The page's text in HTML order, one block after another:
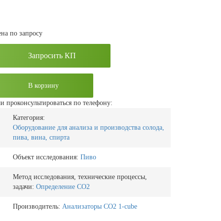
по запросу
Запросить КП
В корзину
проконсультироваться по телефону:
Категория:
Оборудование для анализа и производства солода,
пива, вина, спирта
Объект исследования: Пиво
Метод исследования, технические процессы,
задачи: Определение CO2
Производитель: Анализаторы CO2 1-cube